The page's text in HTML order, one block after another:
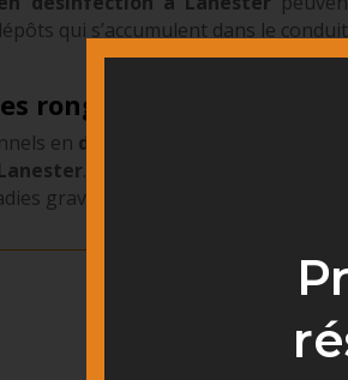
qui s’accumulent dans le
rongeurs
en désinfection
. Pouvant présenter des
graves à l’aide de leurs puces,
Pourquoi